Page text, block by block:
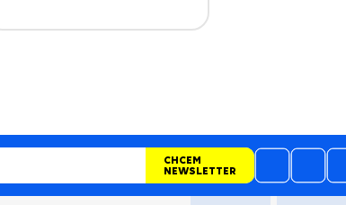
CHCEM
NEWSLETTER